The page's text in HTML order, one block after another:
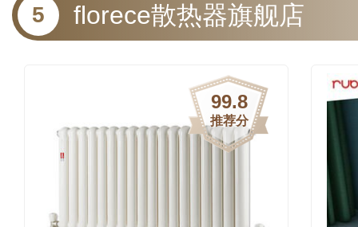
florece散热器旗舰店
99.8
推荐分